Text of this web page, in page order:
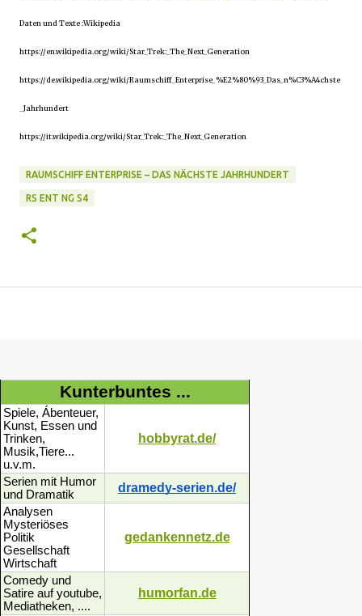
Daten und Texte :Wikipedia
https://en.wikipedia.org/wiki/Star_Trek:_The_Next_Generation
https://de.wikipedia.org/wiki/Raumschiff_Enterprise_%E2%80%93_Das_n%C3%A4chste
_Jahrhundert
https://it.wikipedia.org/wiki/Star_Trek:_The_Next_Generation
RAUMSCHIFF ENTERPRISE – DAS NÄCHSTE JAHRHUNDERT
RS ENT NG S4
Kunterbuntes ...
Spiele, Ábenteuer,
Kunst, Essen und
Trinken,
Musik,Tiere...
u.v.m.
hobbyrat.de/
Serien mit Humor
und Dramatik
dramedy-serien.de/
Analysen
Mysteriöses
Politik
Gesellschaft
Wirtschaft
gedankennetz.de
Comedy und
Satire auf youtube,
Mediatheken, ....
humorfan.de